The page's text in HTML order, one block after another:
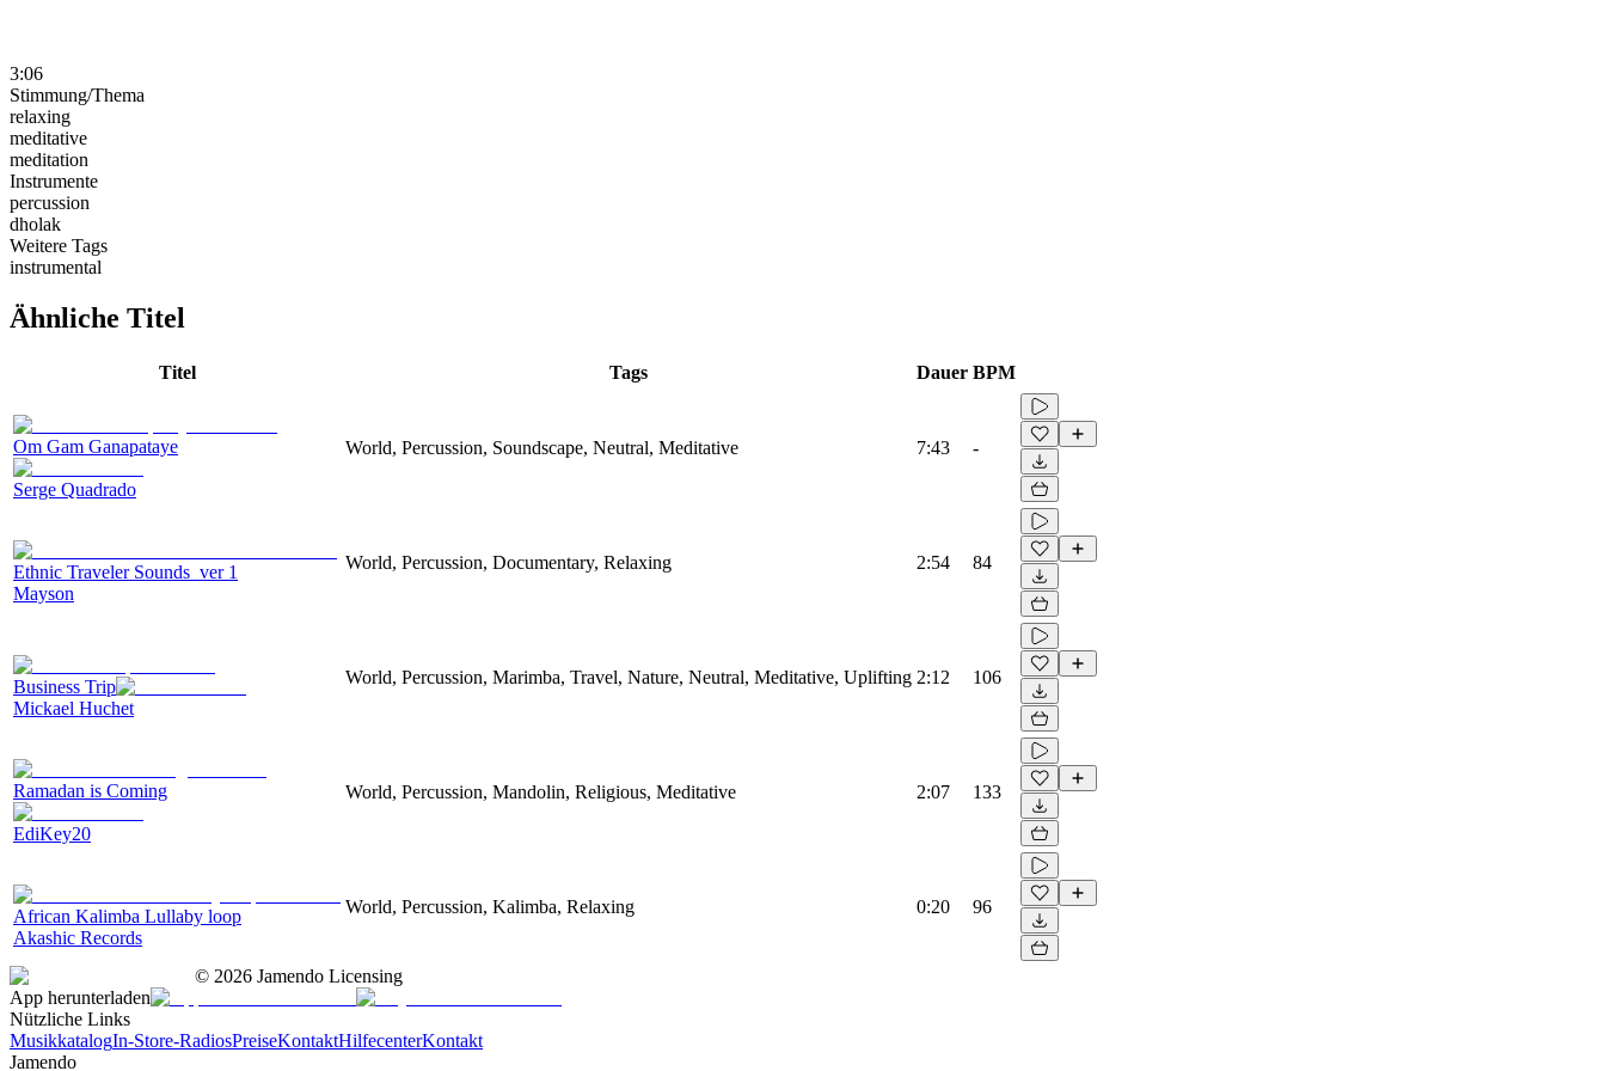
3:06
Stimmung/Thema
relaxing
meditative
meditation
Instrumente
percussion
dholak
Weitere Tags
instrumental
Ähnliche Titel
Titel Tags Dauer BPM
Om Gam Ganapataye
Serge Quadrado
World, Percussion, Soundscape, Neutral, Meditative 7:43 -
Ethnic Traveler Sounds_ver 1
Mayson
World, Percussion, Documentary, Relaxing 2:54 84
Business Trip
Mickael Huchet
World, Percussion, Marimba, Travel, Nature, Neutral, Meditative, Uplifting 2:12 106
Ramadan is Coming
EdiKey20
World, Percussion, Mandolin, Religious, Meditative 2:07 133
African Kalimba Lullaby loop
Akashic Records
World, Percussion, Kalimba, Relaxing 0:20 96
© 2026 Jamendo Licensing
App herunterladen
Nützliche Links
MusikkatalogIn-Store-RadiosPreiseKontaktHilfecenterKontakt
Jamendo